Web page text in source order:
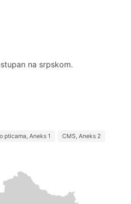
na srpskom.
pticama, Aneks 1 CMS, Aneks 2